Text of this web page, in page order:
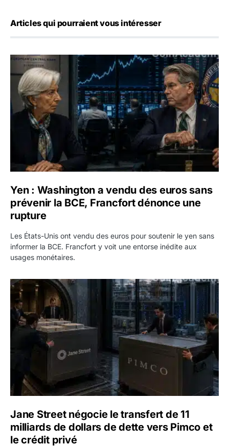
Articles qui pourraient vous intéresser
Yen : Washington a vendu des euros sans prévenir la
Yen : Washington a vendu des euros sans
prévenir la BCE, Francfort dénonce une
rupture
Les États-Unis ont vendu des euros pour soutenir le yen sans
informer la BCE. Francfort y voit une entorse inédite aux
usages monétaires.
Jane Street négocie le transfert de 11 milliards de
Jane Street négocie le transfert de 11
milliards de dollars de dette vers Pimco et
le crédit privé